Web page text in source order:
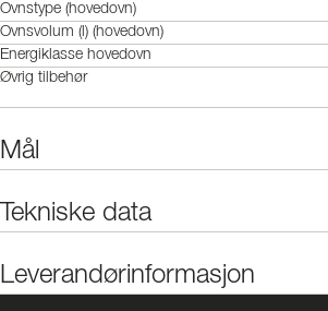
Ovnstype (hovedovn)
Ovnsvolum (l) (hovedovn)
Energiklasse hovedovn
Øvrig tilbehør
Mål
Tekniske data
Leverandørinformasjon